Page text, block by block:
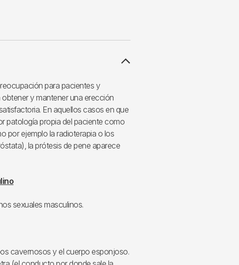
para pacientes y
y mantener una erección
En aquellos casos en que
patología propia del paciente como
por ejemplo la radioterapia o los
la prótesis de pene aparece
sexuales masculinos.
cavernosos y el cuerpo esponjoso.